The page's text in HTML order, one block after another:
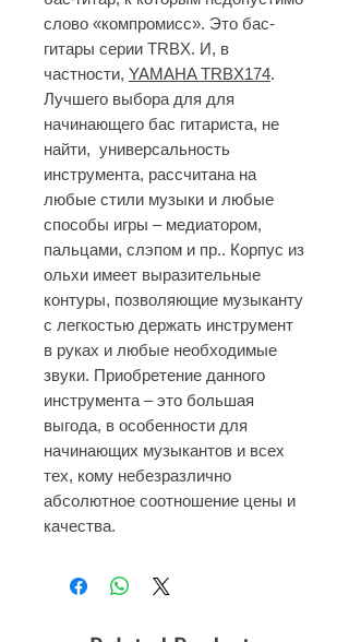
слово «компромисс». Это бас-
гитары серии TRBX. И, в
частности, YAMAHA TRBX174.
Лучшего выбора для для
начинающего бас гитариста, не
найти, универсальность
инструмента, рассчитана на
любые стили музыки и любые
способы игры – медиатором,
пальцами, слэпом и пр.. Корпус из
ольхи имеет выразительные
контуры, позволяющие музыканту
с легкостью держать инструмент
в руках и любые необходимые
звуки. Приобретение данного
инструмента – это большая
выгода, в особенности для
начинающих музыкантов и всех
тех, кому небезразлично
абсолютное соотношение цены и
качества.